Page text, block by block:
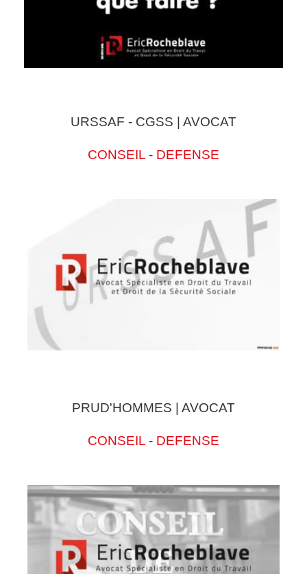
URSSAF - CGSS | AVOCAT
CONSEIL - DEFENSE
PRUD'HOMMES | AVOCAT
CONSEIL - DEFENSE